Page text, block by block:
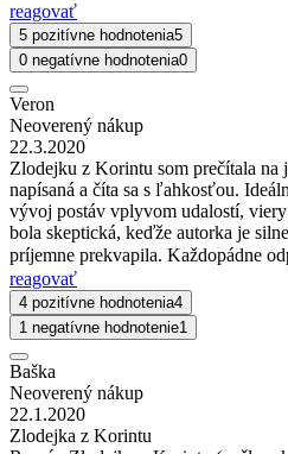
reagovať
5 pozitívne hodnotenia5
0 negatívne hodnotenia0
Veron
Neoverený nákup
22.3.2020
Zlodejku z Korintu som prečítala na
napísaná a číta sa s ľahkosťou.
vývoj postáv vplyvom udalostí,
bola skeptická, keďže autorka je
príjemne prekvapila. Každopádne
reagovať
4 pozitívne hodnotenia4
1 negatívne hodnotenie1
Baška
Neoverený nákup
22.1.2020
Zlodejka z Korintu